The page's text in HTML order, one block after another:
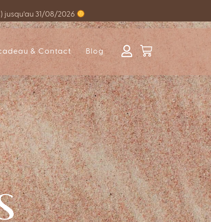
jusqu'au 31/08/2026
& Contact Blog